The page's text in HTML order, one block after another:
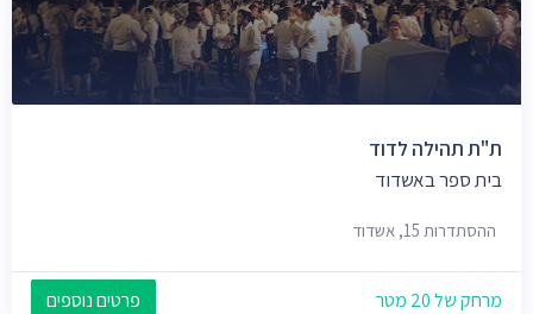
ת"ת תהילה לדוד
בית ספר באשדוד
ההסתדרות 15, אשדוד
מרחק של 20 מטר פרטים נוספים